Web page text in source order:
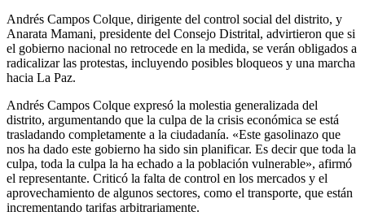
Andrés Campos Colque, dirigente del control social del distrito, y
Anarata Mamani, presidente del Consejo Distrital, advirtieron que si
el gobierno nacional no retrocede en la medida, se verán obligados a
radicalizar las protestas, incluyendo posibles bloqueos y una marcha
hacia La Paz.
Andrés Campos Colque expresó la molestia generalizada del
distrito, argumentando que la culpa de la crisis económica se está
trasladando completamente a la ciudadanía. «Este gasolinazo que
nos ha dado este gobierno ha sido sin planificar. Es decir que toda la
culpa, toda la culpa la ha echado a la población vulnerable», afirmó
el representante. Criticó la falta de control en los mercados y el
aprovechamiento de algunos sectores, como el transporte, que están
incrementando tarifas arbitrariamente.